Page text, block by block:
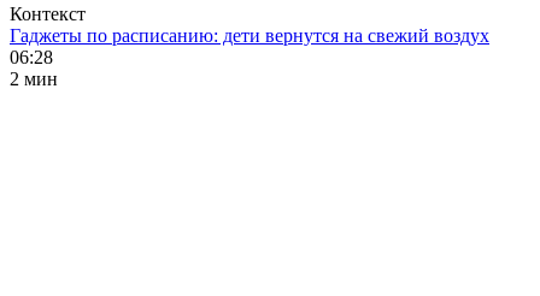
Контекст
Гаджеты по расписанию: дети вернутся на свежий воздух
06:28
2 мин